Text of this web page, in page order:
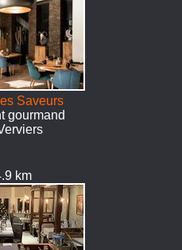
Saveurs
gourmand
km